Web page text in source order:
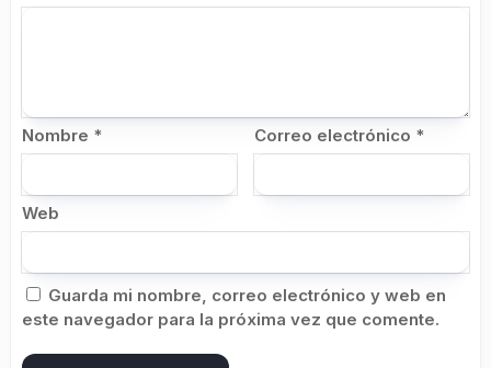
Nombre * Correo electrónico *
Web
Guarda mi nombre, correo electrónico y web en
este navegador para la próxima vez que comente.